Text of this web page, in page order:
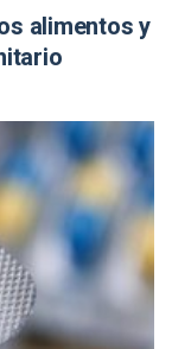
alimentos y